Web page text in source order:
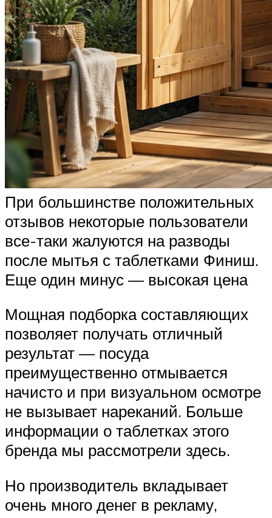
При большинстве положительных
отзывов некоторые пользователи
все-таки жалуются на разводы
после мытья с таблетками Финиш.
Еще один минус — высокая цена
Мощная подборка составляющих
позволяет получать отличный
результат — посуда
преимущественно отмывается
начисто и при визуальном осмотре
не вызывает нареканий. Больше
информации о таблетках этого
бренда мы рассмотрели здесь.
Но производитель вкладывает
очень много денег в рекламу,